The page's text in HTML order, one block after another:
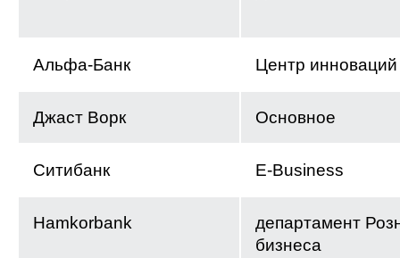
Альфа-Банк Центр инноваций
Джаст Ворк Основное
Ситибанк E-Business
Hamkorbank
департамент
бизнеса